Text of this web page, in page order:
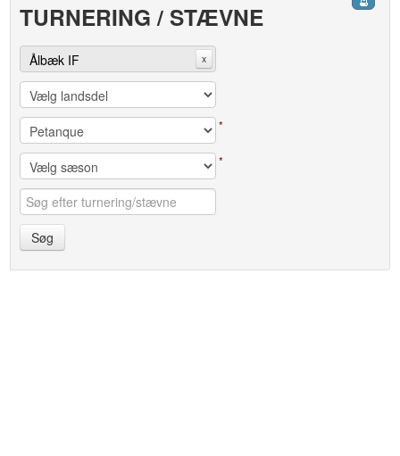
TURNERING / STÆVNE
Ålbæk IF x
*
*